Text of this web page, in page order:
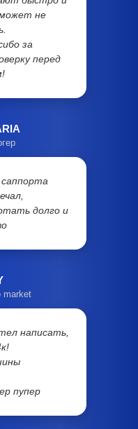
не
за
перед
саппорта
долго и
market
написать,
пупер